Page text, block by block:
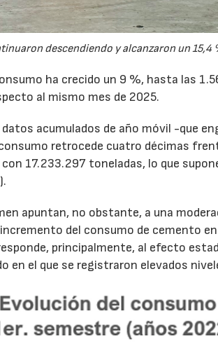
descendiendo y alcanzaron un 15,4
ha crecido un 9 %, hasta las
al mismo mes de 2025.
datos acumulados de año móvil -que
retrocede cuatro décimas
17.233.297 toneladas, lo que
apuntan, no obstante, a una
del consumo de cemento
principalmente, al efecto
en el que se registraron elevados